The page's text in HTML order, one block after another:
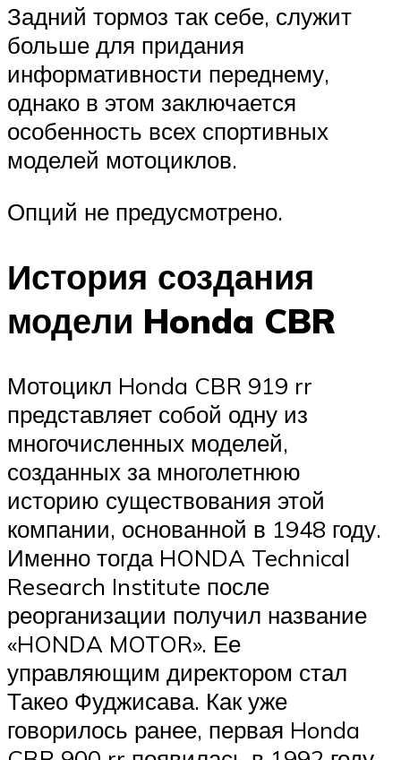
Задний тормоз так себе, служит
больше для придания
информативности переднему,
однако в этом заключается
особенность всех спортивных
моделей мотоциклов.
Опций не предусмотрено.
История создания
модели Honda CBR
Мотоцикл Honda CBR 919 rr
представляет собой одну из
многочисленных моделей,
созданных за многолетнюю
историю существования этой
компании, основанной в 1948 году.
Именно тогда HONDA Technical
Research Institute после
реорганизации получил название
«HONDA MOTOR». Ее
управляющим директором стал
Такео Фуджисава. Как уже
говорилось ранее, первая Honda